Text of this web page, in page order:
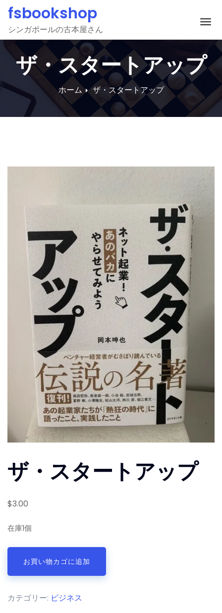
Skip
content
fsbookshop
シンガポールの古本屋さん ナ
ザ・スタートアップ
ホーム ザ・スタートアップ
ザ・スタートアップ
$3.00
在庫1個
ザ・
タ
ト
お買い物カゴに追加
カテゴリー: ビジネス